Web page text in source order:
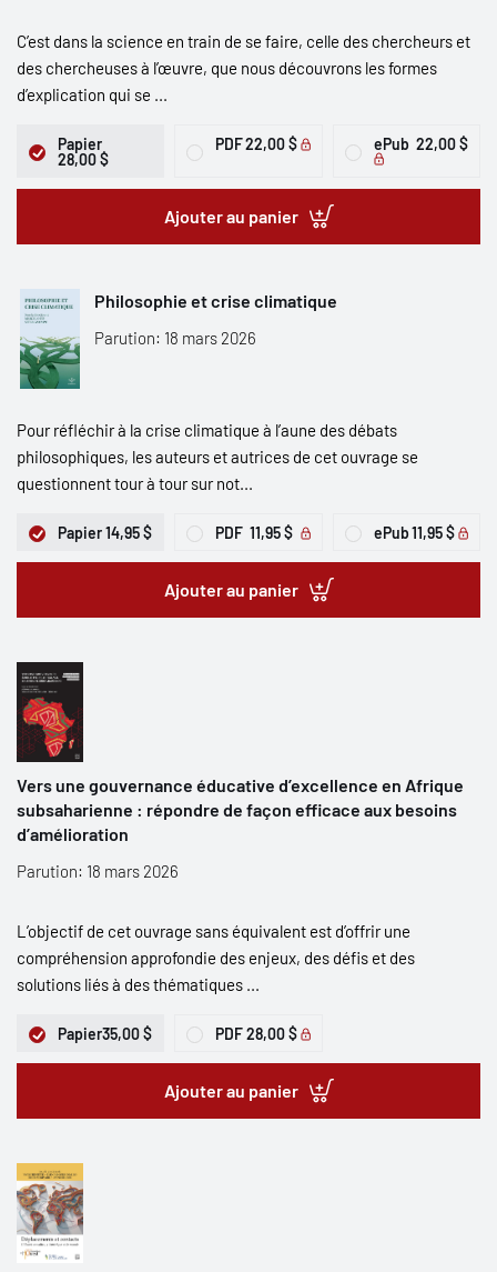
C’est dans la science en train de se faire, celle des chercheurs et
des chercheuses à l’œuvre, que nous découvrons les formes
d’explication qui se ...
Papier
28,00 $
PDF22,00 $ ePub 22,00 $
Ajouter au panier
Philosophie et crise climatique
Parution: 18 mars 2026
Pour réfléchir à la crise climatique à l’aune des débats
philosophiques, les auteurs et autrices de cet ouvrage se
questionnent tour à tour sur not...
Papier14,95 $ PDF 11,95 $ ePub11,95 $
Ajouter au panier
Vers une gouvernance éducative d’excellence en Afrique
subsaharienne : répondre de façon efficace aux besoins
d’amélioration
Parution: 18 mars 2026
L’objectif de cet ouvrage sans équivalent est d’offrir une
compréhension approfondie des enjeux, des défis et des
solutions liés à des thématiques ...
Papier35,00 $ PDF28,00 $
Ajouter au panier